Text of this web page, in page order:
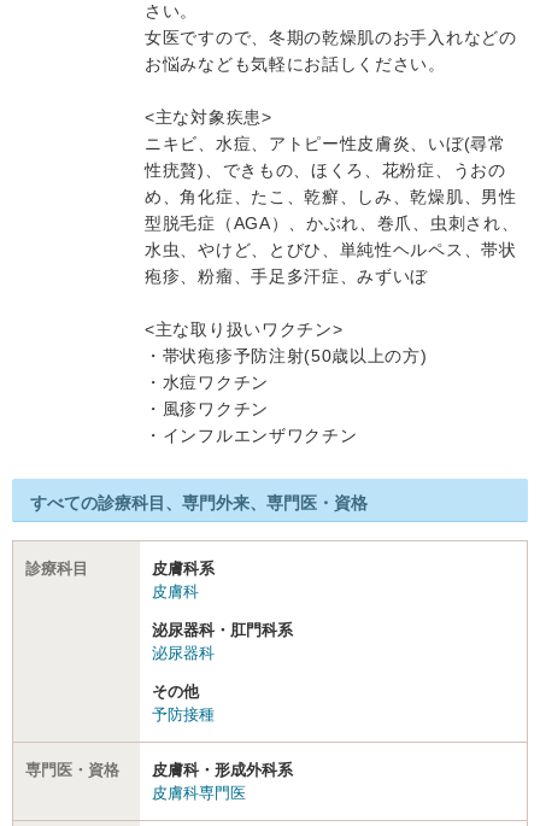
さい。
女医ですので、冬期の乾燥肌のお手入れなどの
お悩みなども気軽にお話しください。
<主な対象疾患>
ニキビ、水痘、アトピー性皮膚炎、いぼ(尋常
性疣贅)、できもの、ほくろ、花粉症、うおの
め、角化症、たこ、乾癬、しみ、乾燥肌、男性
型脱毛症（AGA）、かぶれ、巻爪、虫刺され、
水虫、やけど、とびひ、単純性ヘルペス、帯状
疱疹、粉瘤、手足多汗症、みずいぼ
<主な取り扱いワクチン>
・帯状疱疹予防注射(50歳以上の方)
・水痘ワクチン
・風疹ワクチン
・インフルエンザワクチン
すべての診療科目、専門外来、専門医・資格
診療科目
皮膚科系
皮膚科
泌尿器科・肛門科系
泌尿器科
その他
予防接種
専門医・資格
皮膚科・形成外科系
皮膚科専門医